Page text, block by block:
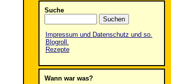
Suche
Impressum und Datenschutz und so.
Blogroll.
Rezepte
Wann war was?